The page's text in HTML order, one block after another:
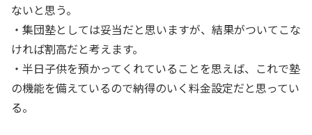
ないと思う。
・集団塾としては妥当だと思いますが、結果がついてこな
ければ割高だと考えます。
・半日子供を預かってくれていることを思えば、これで塾
の機能を備えているので納得のいく料金設定だと思ってい
る。